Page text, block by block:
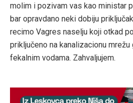
molim i pozivam vas kao ministar
bar opravdano neki dobiju
recimo Vagres naselju koji otkad
priključeno na kanalizacionu mrežu
fekalnim vodama. Zahvaljujem.